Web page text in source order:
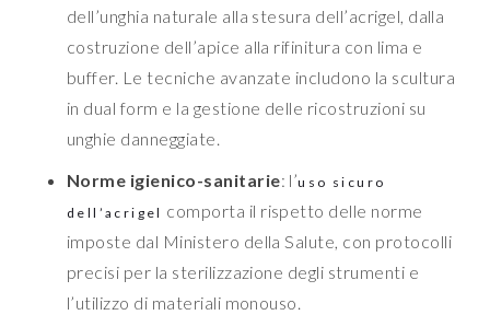
dell’unghia naturale alla stesura dell’acrigel, dalla
costruzione dell’apice alla rifinitura con lima e
buffer. Le tecniche avanzate includono la scultura
in dual form e la gestione delle ricostruzioni su
unghie danneggiate.
Norme igienico-sanitarie: l’uso sicuro
dell’acrigel comporta il rispetto delle norme
imposte dal Ministero della Salute, con protocolli
precisi per la sterilizzazione degli strumenti e
l’utilizzo di materiali monouso.